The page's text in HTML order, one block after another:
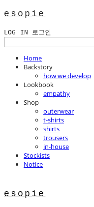
esopie
LOG IN 로그인
Home
Backstory
how we develop
Lookbook
empathy
Shop
outerwear
t-shirts
shirts
trousers
in-house
Stockists
Notice
esopie